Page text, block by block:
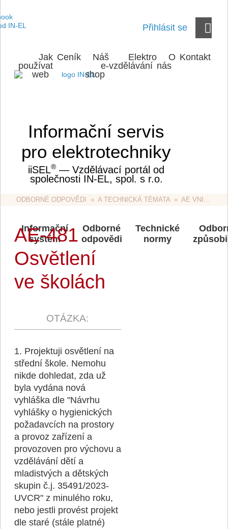
Přihlásit se
Jak
používat
web
Ceník
Náš
e-
shop
Elektro
vzdělávání
O
nás
Kontakt
Informační servis
pro elektrotechniky
iiSEL® — Vzdělávací portál od
společnosti IN-EL, spol. s r.o.
Informační
systém
Odborné
odpovědi
Technické
normy
ODBORNÉ ODPOVĚDI
  »
A TECHNICKÁ TÉMATA
  »
AE VNITŘNÍ ROZVODY
AE-481
Osvětlení
ve školách
1. Projektuji osvětlení na
střední škole. Nemohu
nikde dohledat, zda už
byla vydána nová
vyhláška dle "Návrhu
vyhlášky o hygienických
požadavcích na prostory
a provoz zařízení a
provozoven pro výchovu a
vzdělávání dětí a
mladistvých a dětských
skupin č.j. 35491/2023-
UVCR" z minulého roku,
nebo jestli provést projekt
dle staré (stále platné)